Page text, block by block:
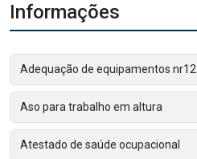
Informações
Adequação de equipamentos nr12
Aso para trabalho em altura
Atestado de saúde ocupacional